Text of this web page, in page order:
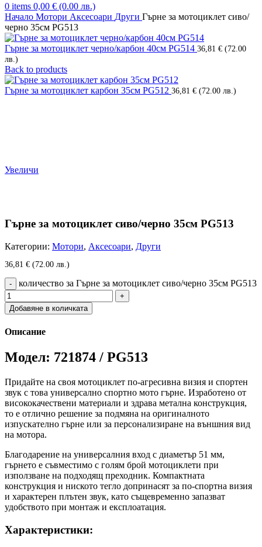
0 items 0,00 € (0.00 лв.)
Начало Мотори Аксесоари Други Гърне за мотоциклет сиво/
черно 35см PG513
Гърне за мотоциклет черно/карбон 40см PG514 36,81 € (72.00
лв.)
Back to products
Гърне за мотоциклет карбон 35см PG512 36,81 € (72.00 лв.)
Увеличи
Гърне за мотоциклет сиво/черно 35см PG513
Категории: Мотори, Аксесоари, Други
36,81 € (72.00 лв.)
количество за Гърне за мотоциклет сиво/черно 35см PG513
Добавяне в количката
Описание
Модел: 721874 / PG513
Придайте на своя мотоциклет по-агресивна визия и спортен
звук с това универсално спортно мото гърне. Изработено от
висококачествени материали и здрава метална конструкция,
то е отлично решение за подмяна на оригиналното
изпускателно гърне или за персонализиране на външния вид
на мотора.
Благодарение на универсалния вход с диаметър 51 мм,
гърнето е съвместимо с голям брой мотоциклети при
използване на подходящ преходник. Компактната
конструкция и ниското тегло допринасят за по-спортна визия
и характерен плътен звук, като същевременно запазват
удобството при монтаж и експлоатация.
Характеристики: